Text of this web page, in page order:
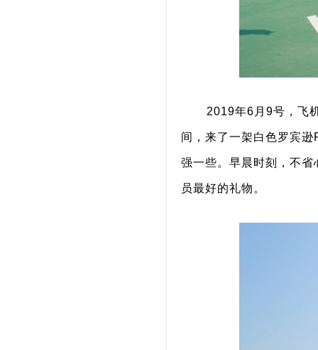
2019年6月9号，飞
间，来了一架白色罗宾
强一些。早晨时刻，不
员最好的礼物。